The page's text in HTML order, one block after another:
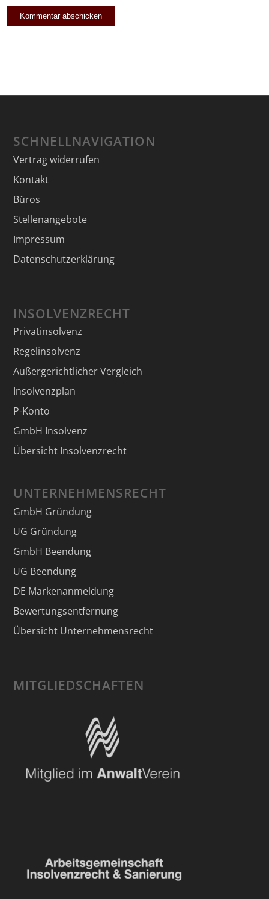
SCHNELLNAVIGATION
Vertrag widerrufen
Kontakt
Büros
Stellenangebote
Impressum
Datenschutzerklärung
INSOLVENZRECHT
Privatinsolvenz
Regelinsolvenz
Außergerichtlicher Vergleich
Insolvenzplan
P-Konto
GmbH Insolvenz
Übersicht Insolvenzrecht
UNTERNEHMENSRECHT
GmbH Gründung
UG Gründung
GmbH Beendung
UG Beendung
DE Markenanmeldung
Bewertungsentfernung
Übersicht Unternehmensrecht
MITGLIEDSCHAFTEN